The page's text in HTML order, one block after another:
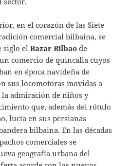
en el corazón de las Siete
comercial bilbaina, se
siglo elBazar Bilbao de
comercio de quincalla cuyos
en época navideña de
sus locomotoras movidas a
admiración de niños y
que, además del rótulo
lucía en sus persianas
bilbaina. En las décadas
comerciales se
geografía urbana del